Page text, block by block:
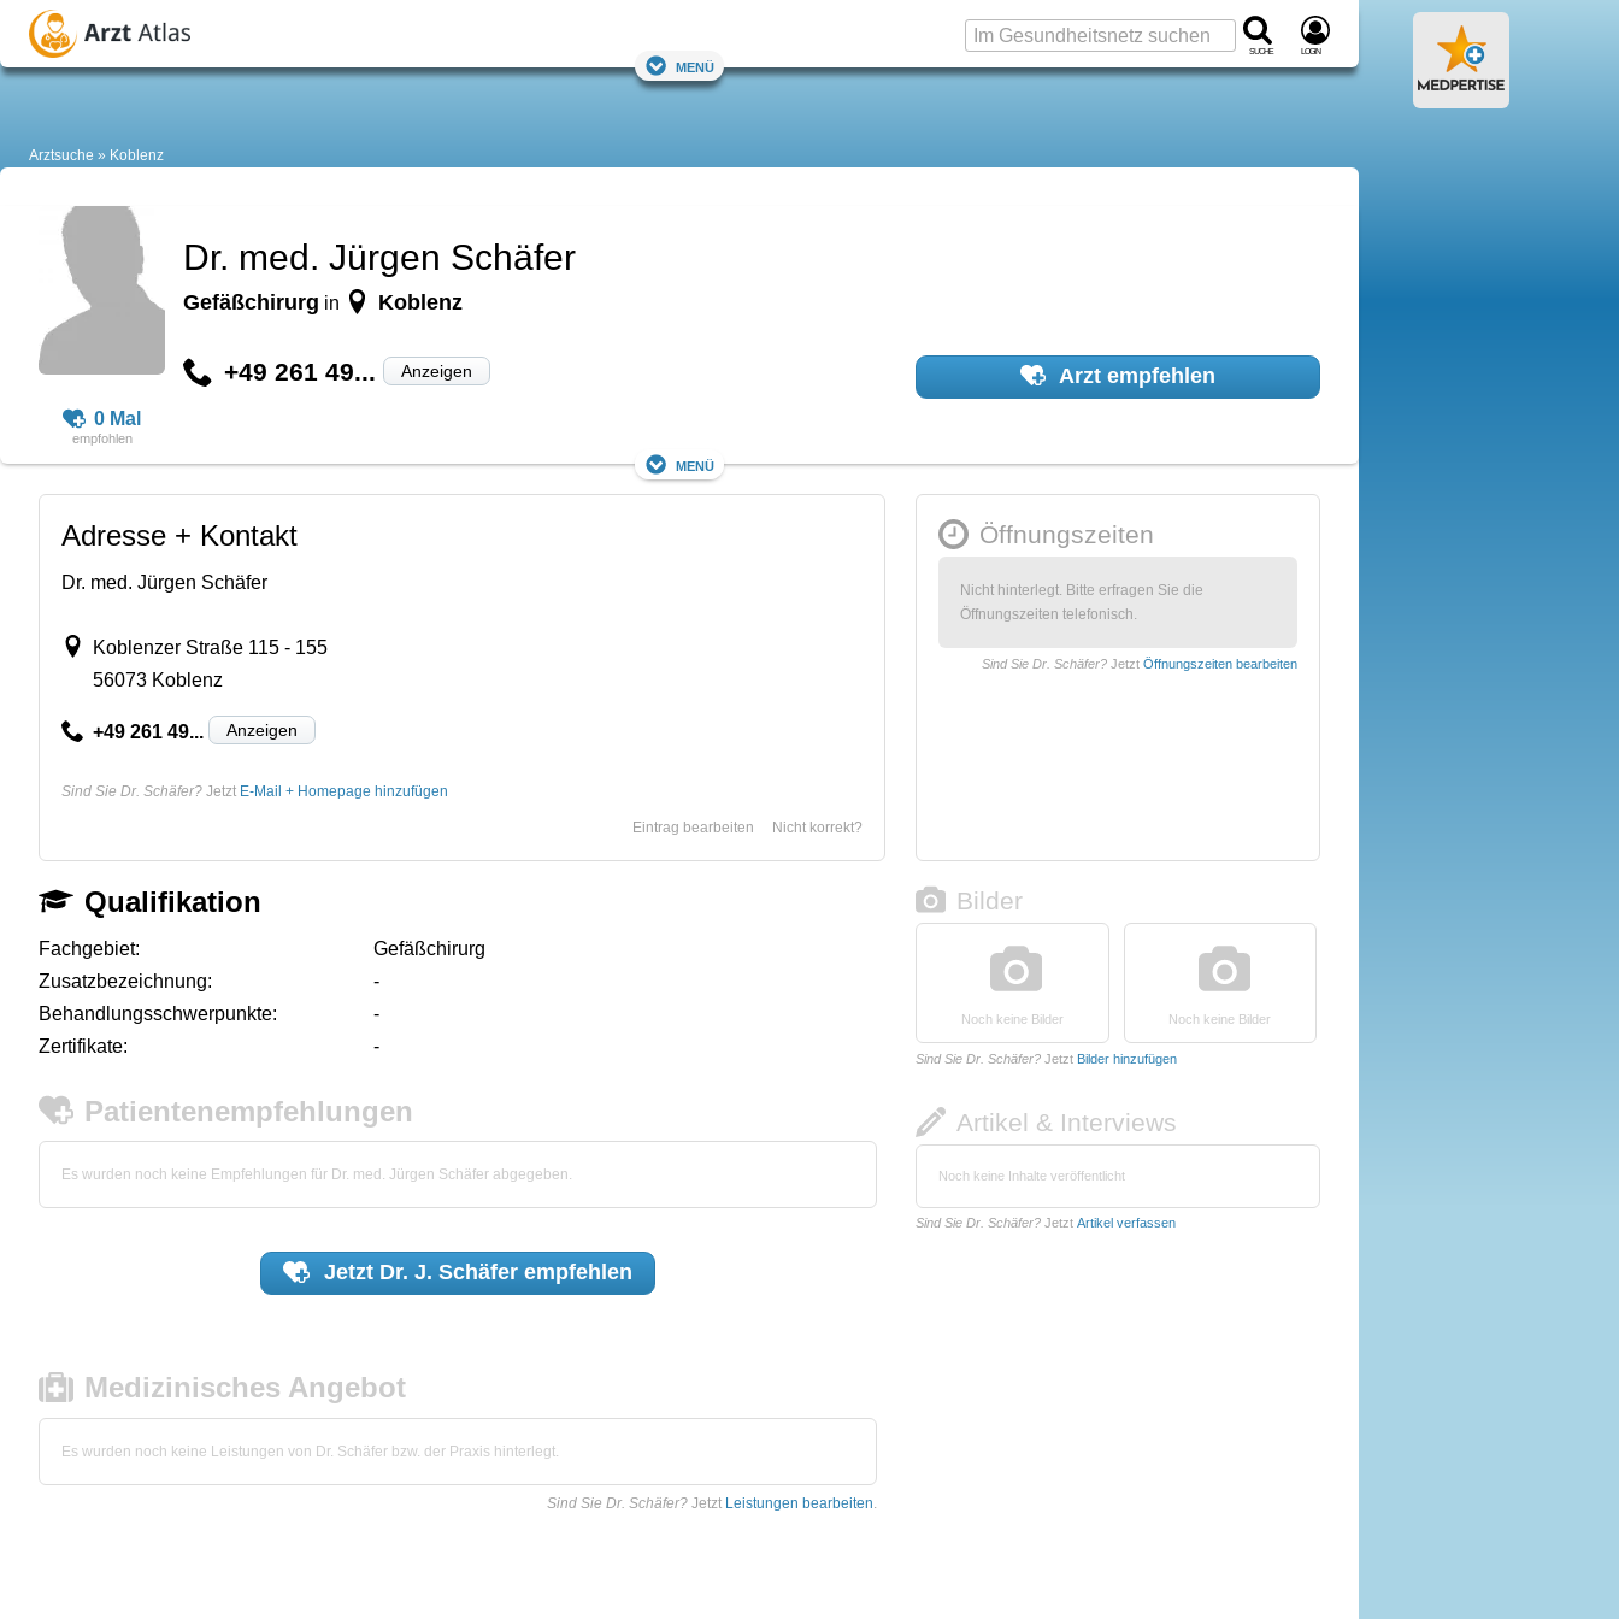
Suche Login
Menü
Arztsuche Koblenz
0 Mal
Dr. med. Jürgen Schäfer
Gefäßchirurg in Koblenz
+49 261 49... Anzeigen Arzt empfehlen
Menü
Adresse + Kontakt
Dr. med. Jürgen Schäfer
Koblenzer Straße 115 - 155
56073 Koblenz
+49 261 49... Anzeigen
Sind Sie Dr. Schäfer? Jetzt E-Mail + Homepage hinzufügen
Nicht korrekt?
Eintrag bearbeiten
Öffnungszeiten
Nicht hinterlegt. Bitte erfragen Sie die
Öffnungszeiten telefonisch.
Sind Sie Dr. Schäfer? Jetzt Öffnungszeiten bearbeiten
Qualifikation
Fachgebiet:
Gefäßchirurg
Zusatzbezeichnung:
-
Behandlungsschwerpunkte:
-
Zertifikate:
-
Patientenempfehlungen
Es wurden noch keine Empfehlungen für Dr. med. Jürgen Schäfer abgegeben.
Jetzt Dr. J. Schäferempfehlen
Medizinisches Angebot
Es wurden noch keine Leistungen von Dr. Schäfer bzw. der Praxis hinterlegt.
Sind Sie Dr. Schäfer? Jetzt Leistungen bearbeiten.
Bilder
Noch keine Bilder Noch keine Bilder
Sind Sie Dr. Schäfer? Jetzt Bilder hinzufügen
Artikel & Interviews
Noch keine Inhalte veröffentlicht
Sind Sie Dr. Schäfer? Jetzt Artikel verfassen